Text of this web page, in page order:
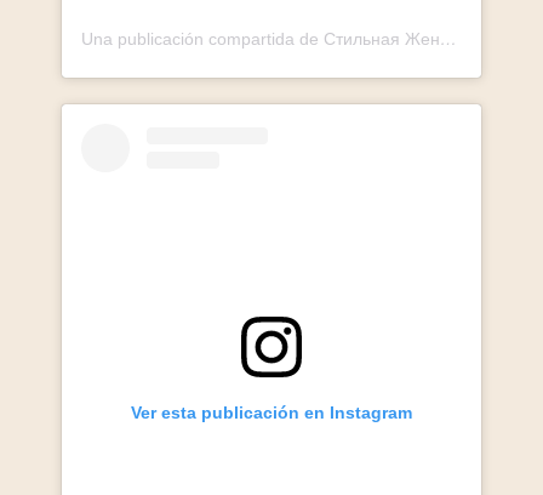
Una publicación compartida de Стильная Женская Обувь|СПБ МСК (@wysh.shop)
Ver esta publicación en Instagram